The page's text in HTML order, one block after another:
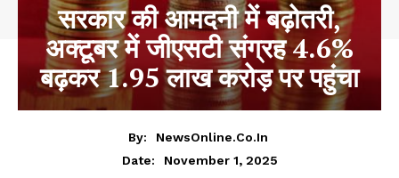
सरकार की आमदनी में बढ़ोतरी,
अक्टूबर में जीएसटी संग्रह 4.6%
बढ़कर 1.95 लाख करोड़ पर पहुंचा
By:
NewsOnline.co.in
Date:
November 1, 2025